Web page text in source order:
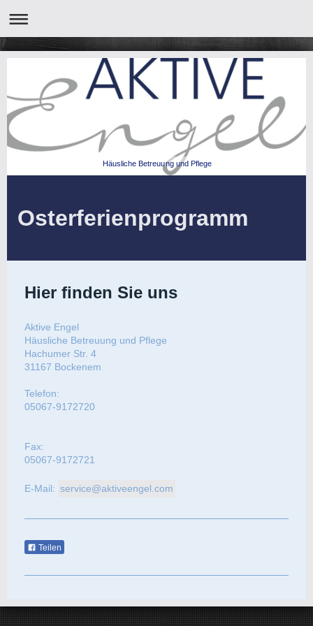
Häusliche Betreuung und Pflege
Osterferienprogramm
Hier finden Sie uns
Aktive Engel
Häusliche Betreuung und Pflege
Hachumer Str. 4
31167 Bockenem
Telefon:
05067-9172720
Fax:
05067-9172721
E-Mail: service@aktiveengel.com
Teilen